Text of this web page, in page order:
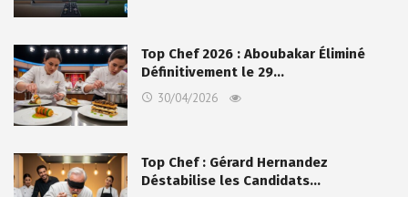
Top Chef 2026 : Aboubakar Éliminé
Définitivement le 29…
30/04/2026
Top Chef : Gérard Hernandez
Déstabilise les Candidats…